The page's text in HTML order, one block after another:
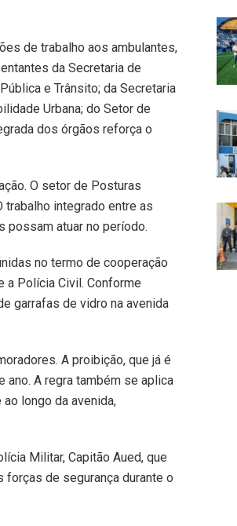
de trabalho aos ambulantes,
da Secretaria de
e Trânsito; da Secretaria
Urbana; do Setor de
dos órgãos reforça o
O setor de Posturas
trabalho integrado entre as
possam atuar no período.
no termo de cooperação
a Polícia Civil. Conforme
garrafas de vidro na avenida
A proibição, que já é
ano. A regra também se aplica
longo da avenida,
Militar, Capitão Aued, que
forças de segurança durante o